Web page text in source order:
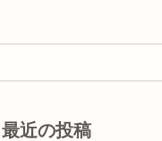
最近の投稿